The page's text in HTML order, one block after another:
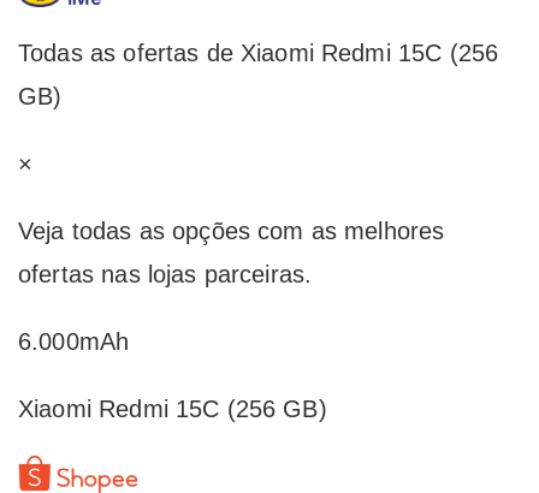
Todas as ofertas de Xiaomi Redmi 15C (256
GB)
×
Veja todas as opções com as melhores
ofertas nas lojas parceiras.
6.000mAh
Xiaomi Redmi 15C (256 GB)